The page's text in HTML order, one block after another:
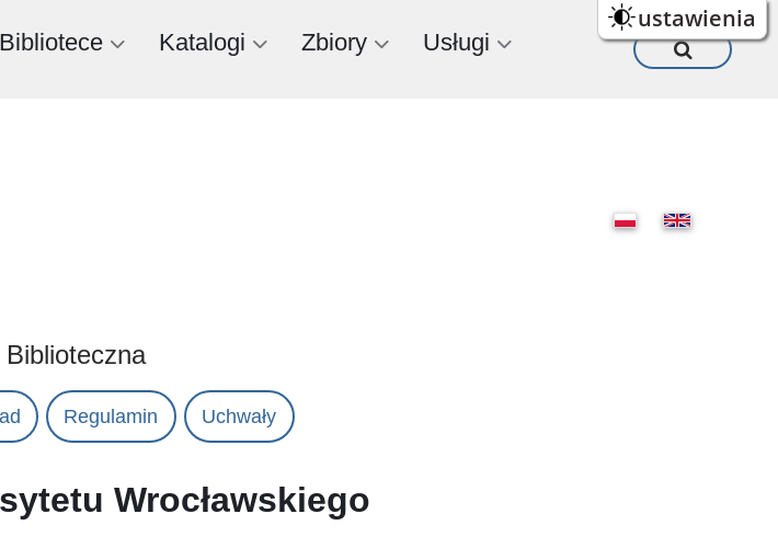
ustawienia
Katalogi Zbiory Usługi
Biblioteczna
Regulamin Uchwały
Wrocławskiego